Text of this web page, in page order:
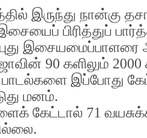
இருந்து நான்கு
பிரித்துப்
இசையமைப்பாளரை
90 களிலும் 2000
இப்போது
மனம்.
கேட்டால் 71